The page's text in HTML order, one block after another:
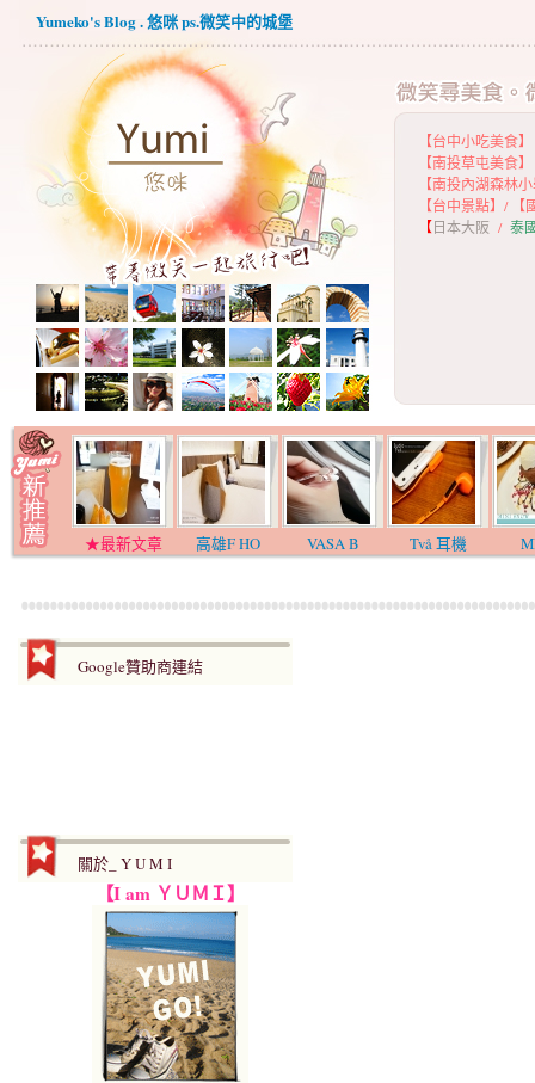
Yumeko's Blog . 悠咪 ps.微笑中的城堡
【台中小吃美食】
【南投草屯美食】
【南投內湖森林
【台中景點】 /
【日本大阪 / 泰
★最新文章 高雄F HO VASA B Två 耳機
Google贊助商連結
關於_ Y U M I
【I am ＹＵＭＩ】